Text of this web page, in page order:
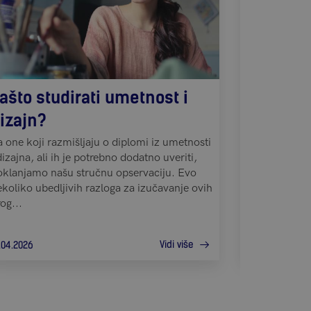
studirati umetnost i
one koji razmišljaju o diplomi iz umetnosti
ali ih je potrebno dodatno uveriti,
našu stručnu opservaciju. Evo
ubedljivih razloga za izučavanje ovih
Vidi više